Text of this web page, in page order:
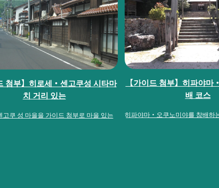
첨부】히로세・센고쿠성 시타마
치 거리 있는
고쿠 성 마을을 가이드 첨부로 마을 있는
【가이드 첨부】히파야마
배 코스
히파야마・오쿠노미야를 참배하